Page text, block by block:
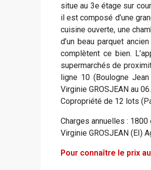
situe au 3e étage sur
il est composé d’une
cuisine ouverte, une
d’un beau parquet
complètent ce bien.
supermarchés de
ligne 10 (Boulogne
Virginie GROSJEAN au
Copropriété de 12 lots
Charges annuelles : 1800
Virginie GROSJEAN (EI)
Pour connaître le prix